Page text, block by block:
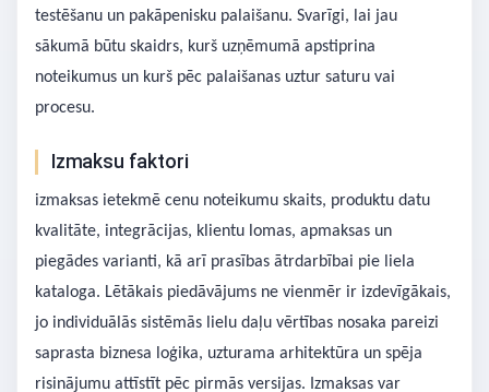
testēšanu un pakāpenisku palaišanu. Svarīgi, lai jau
sākumā būtu skaidrs, kurš uzņēmumā apstiprina
noteikumus un kurš pēc palaišanas uztur saturu vai
procesu.
Izmaksu faktori
izmaksas ietekmē cenu noteikumu skaits, produktu datu
kvalitāte, integrācijas, klientu lomas, apmaksas un
piegādes varianti, kā arī prasības ātrdarbībai pie liela
kataloga. Lētākais piedāvājums ne vienmēr ir izdevīgākais,
jo individuālās sistēmās lielu daļu vērtības nosaka pareizi
saprasta biznesa loģika, uzturama arhitektūra un spēja
risinājumu attīstīt pēc pirmās versijas. Izmaksas var